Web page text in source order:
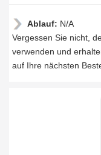
Ablauf: N/A
Vergessen Sie nicht,
verwenden und
auf Ihre nächsten